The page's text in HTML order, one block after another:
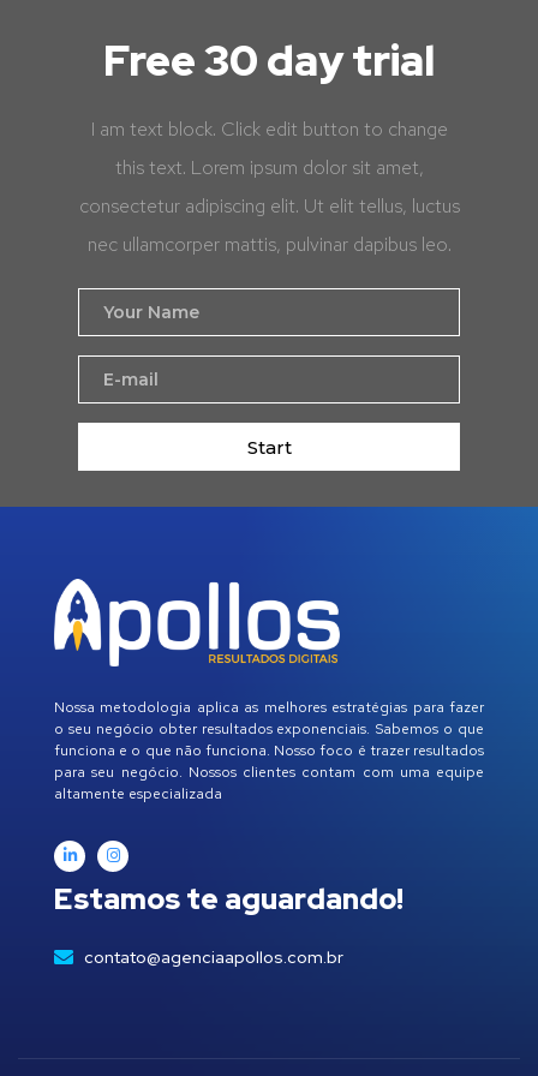
Free 30 day trial
I am text block. Click edit button to change
this text. Lorem ipsum dolor sit amet,
consectetur adipiscing elit. Ut elit tellus, luctus
nec ullamcorper mattis, pulvinar dapibus leo.
Start
Nossa metodologia aplica as melhores estratégias para fazer
o seu negócio obter resultados exponenciais. Sabemos o que
funciona e o que não funciona. Nosso foco é trazer resultados
para seu negócio. Nossos clientes contam com uma equipe
altamente especializada
Estamos te aguardando!
contato@agenciaapollos.com.br